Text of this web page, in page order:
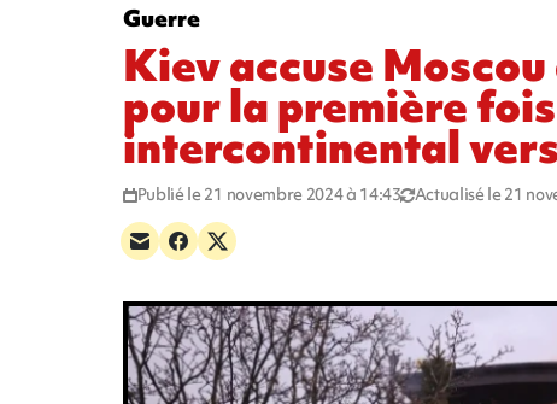
Guerre
Kiev accuse
pour la première
intercontinental
Publié le 21 novembre 2024 à 14:43 Actualisé le 21